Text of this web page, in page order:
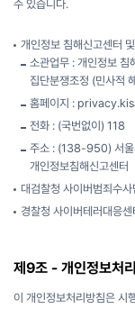
수 있습니다.
개인정보 침해신고센터
소관업무 : 개인정보 침
집단분쟁조정 (민사적
홈페이지 :
전화 : (국번없이) 118
주소 : (138-950) 서울
개인정보침해신고센터
대검찰청 사이버범죄
경찰청 사이버테러대응
제9조 - 개인정보처
이 개인정보처리방침은 시